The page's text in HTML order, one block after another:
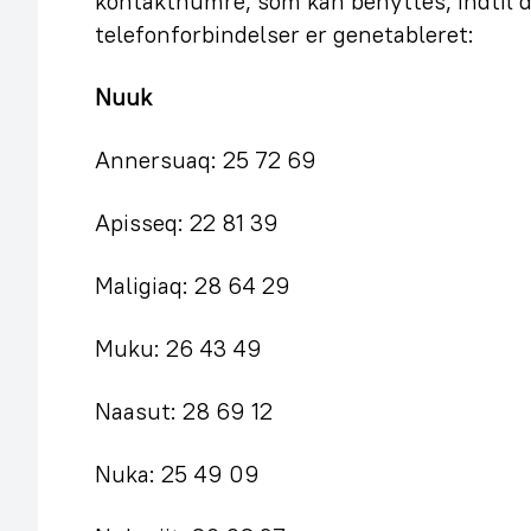
telefonforbindelser er genetableret:
Nuuk
Annersuaq: 25 72 69
Apisseq: 22 81 39
Maligiaq: 28 64 29
Muku: 26 43 49
Naasut: 28 69 12
Nuka: 25 49 09